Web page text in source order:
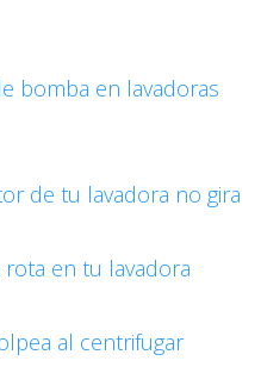
bomba en lavadoras
de tu lavadora no gira
en tu lavadora
al centrifugar